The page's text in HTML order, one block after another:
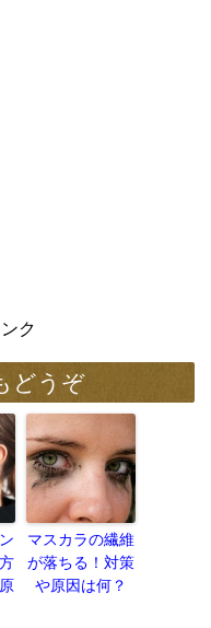
ク
どうぞ
マスカラの繊維
が落ちる！対策
や原因は何？